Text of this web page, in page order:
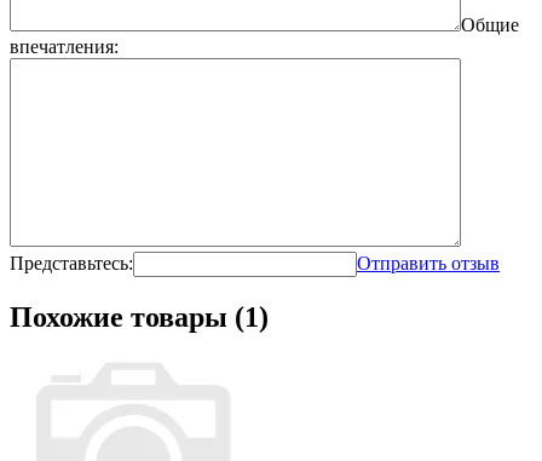
Общие
впечатления:
Представьтесь: Отправить отзыв
Похожие товары (1)